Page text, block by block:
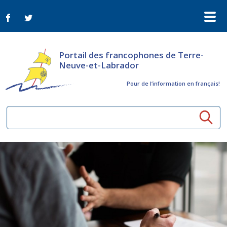
Portail des francophones de Terre-
Neuve-et-Labrador
Pour de l‘information en français!
Ressources communautaires
Aînés
Activités à distance
ConnectAînés
Arts et culture
Appels d'offres du secteur culturel
Plan de Développement Global
Organismes
Nouvelles
Bulletin Le FrancoTNL